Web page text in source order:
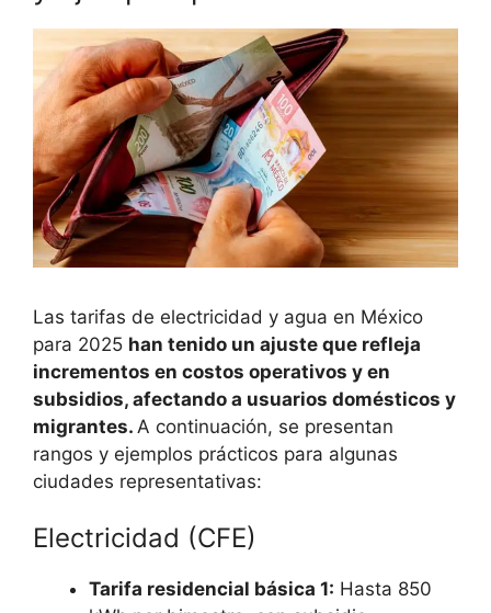
Las tarifas de electricidad y agua en México
para 2025 han tenido un ajuste que refleja
incrementos en costos operativos y en
subsidios, afectando a usuarios domésticos y
migrantes. A continuación, se presentan
rangos y ejemplos prácticos para algunas
ciudades representativas:
Electricidad (CFE)
Tarifa residencial básica 1: Hasta 850